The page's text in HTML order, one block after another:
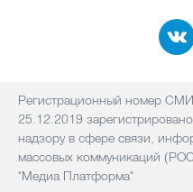
Регистрационный номер
25.12.2019
надзору в сфере связи,
массовых коммуникаций
"Медиа Платформа"